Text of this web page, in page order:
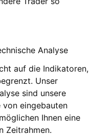
Analyse
auf die Indikatoren,
Unser
sind unsere
von eingebauten
Ihnen eine
Zeitrahmen.